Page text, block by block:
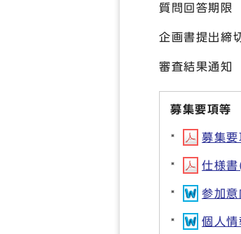
質問回答期限
企画書提出締
審査結果通
募集要項等
募集
仕様
参加
個人